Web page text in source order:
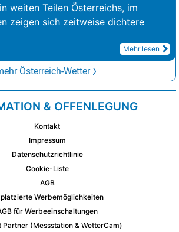
weiten Teilen Österreichs, im
zeigen sich zeitweise dichtere
Mehr lesen
Österreich-Wetter
& OFFENLEGUNG
Kontakt
Impressum
Datenschutzrichtlinie
Cookie-Liste
AGB
Werbemöglichkeiten
für Werbeeinschaltungen
Partner (Messstation & WetterCam)